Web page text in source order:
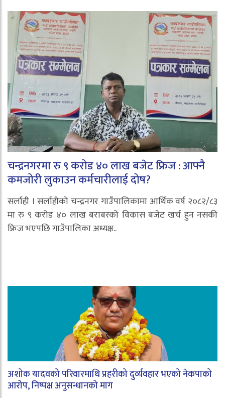
चन्द्रनगरमा रु ९ करोड ४० लाख बजेट फ्रिज : आफ्नै
कमजोरी लुकाउन कर्मचारीलाई दोष?
सर्लाही । सर्लाहीको चन्द्रनगर गाउँपालिकामा आर्थिक वर्ष २०८२/८३
मा रु ९ करोड ४० लाख बराबरको विकास बजेट खर्च हुन नसकी
फ्रिज भएपछि गाउँपालिका अध्यक्ष..
अशोक यादवको परिवारमाथि प्रहरीको दुर्व्यवहार भएको नेकपाको
आरोप, निष्पक्ष अनुसन्धानको माग